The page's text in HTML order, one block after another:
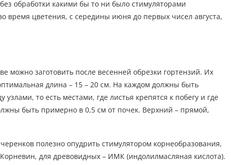
обработки какими бы то ни было стимуляторами
время цветения, с середины июня до первых чисел августа,
можно заготовить после весенней обрезки гортензий. Их
длина – 15 – 20 см. На каждом должны быть
то есть местами, где листья крепятся к побегу и где
быть примерно в 0,5 см от почек. Верхний – прямой,
полезно опудрить стимулятором корнеобразования,
для древовидных – ИМК (индолилмасляная кислота).